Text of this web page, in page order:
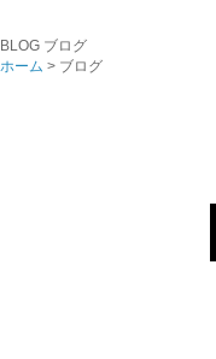
BLOG ブログ
ホーム > ブログ